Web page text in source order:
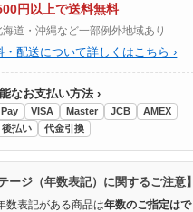
円以上で送料無料
道・沖縄など一部例外地域あり
・配送について詳しくはこちら ›
なお支払い方法 ›
VISA Master JCB
AMEX
後払い 代金引換
ージ（年数表記）に関するご注意】
数表記がある商品は年数のご指定はで